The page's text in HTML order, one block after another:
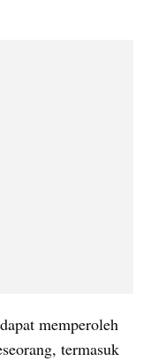
memperoleh
termasuk